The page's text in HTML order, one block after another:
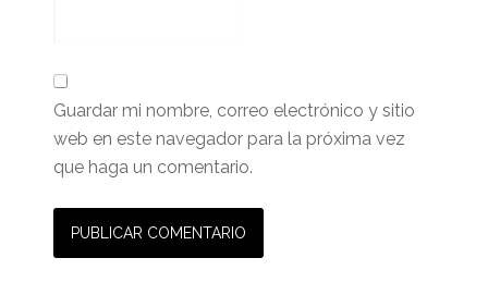
Guardar mi nombre, correo electrónico y sitio
web en este navegador para la próxima vez
que haga un comentario.